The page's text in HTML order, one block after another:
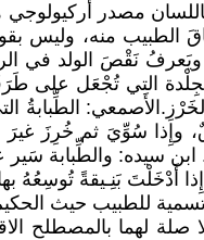
مصدر
منه، وليس
ويَعرفُ نَقْصَ الولد في
التي تُجْعَل على
الطِّبابةُ
وإِذا سُوِّيَ ثم خُرِزَ
ابن سيده: والطِّبابة
أَدْخَلْتَ بَنِـيقةً تُوسِعُهُ
للطبيب حيث
لهما بالمصطلح